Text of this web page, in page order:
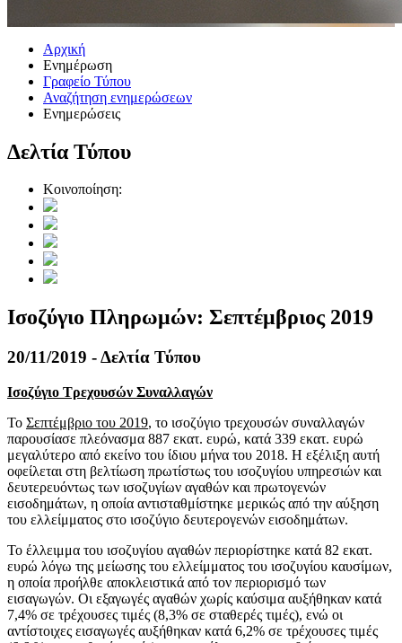
Αρχική
Ενημέρωση
Γραφείο Τύπου
Αναζήτηση ενημερώσεων
Ενημερώσεις
Δελτία Τύπου
Κοινοποίηση:
Ισοζύγιο Πληρωμών: Σεπτέμβριος 2019
20/11/2019 - Δελτία Τύπου
Ισοζύγιο Τρεχουσών Συναλλαγών
Το Σεπτέμβριο του 2019, το ισοζύγιο τρεχουσών συναλλαγών
παρουσίασε πλεόνασμα 887 εκατ. ευρώ, κατά 339 εκατ. ευρώ
μεγαλύτερο από εκείνο του ίδιου μήνα του 2018. Η εξέλιξη αυτή
οφείλεται στη βελτίωση πρωτίστως του ισοζυγίου υπηρεσιών και
δευτερευόντως των ισοζυγίων αγαθών και πρωτογενών
εισοδημάτων, η οποία αντισταθμίστηκε μερικώς από την αύξηση
του ελλείμματος στο ισοζύγιο δευτερογενών εισοδημάτων.
Το έλλειμμα του ισοζυγίου αγαθών περιορίστηκε κατά 82 εκατ.
ευρώ λόγω της μείωσης του ελλείμματος του ισοζυγίου καυσίμων,
η οποία προήλθε αποκλειστικά από τον περιορισμό των
εισαγωγών. Οι εξαγωγές αγαθών χωρίς καύσιμα αυξήθηκαν κατά
7,4% σε τρέχουσες τιμές (8,3% σε σταθερές τιμές), ενώ οι
αντίστοιχες εισαγωγές αυξήθηκαν κατά 6,2% σε τρέχουσες τιμές